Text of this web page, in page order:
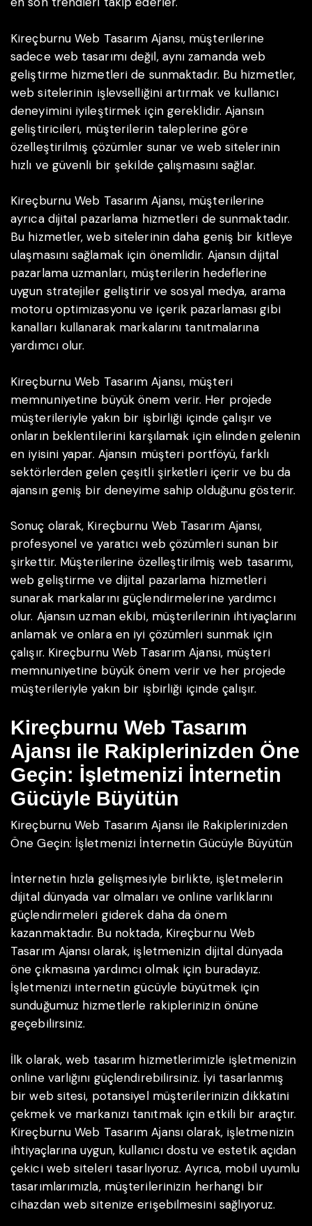
Kireçburnu Web Tasarım Ajansı, müşterilerine
sadece web tasarımı değil, aynı zamanda web
geliştirme hizmetleri de sunmaktadır. Bu hizmetler,
web sitelerinin işlevselliğini artırmak ve kullanıcı
deneyimini iyileştirmek için gereklidir. Ajansın
geliştiricileri, müşterilerin taleplerine göre
özelleştirilmiş çözümler sunar ve web sitelerinin
hızlı ve güvenli bir şekilde çalışmasını sağlar.
Kireçburnu Web Tasarım Ajansı, müşterilerine
ayrıca dijital pazarlama hizmetleri de sunmaktadır.
Bu hizmetler, web sitelerinin daha geniş bir kitleye
ulaşmasını sağlamak için önemlidir. Ajansın dijital
pazarlama uzmanları, müşterilerin hedeflerine
uygun stratejiler geliştirir ve sosyal medya, arama
motoru optimizasyonu ve içerik pazarlaması gibi
kanalları kullanarak markalarını tanıtmalarına
yardımcı olur.
Kireçburnu Web Tasarım Ajansı, müşteri
memnuniyetine büyük önem verir. Her projede
müşterileriyle yakın bir işbirliği içinde çalışır ve
onların beklentilerini karşılamak için elinden gelenin
en iyisini yapar. Ajansın müşteri portföyü, farklı
sektörlerden gelen çeşitli şirketleri içerir ve bu da
ajansın geniş bir deneyime sahip olduğunu gösterir.
Sonuç olarak, Kireçburnu Web Tasarım Ajansı,
profesyonel ve yaratıcı web çözümleri sunan bir
şirkettir. Müşterilerine özelleştirilmiş web tasarımı,
web geliştirme ve dijital pazarlama hizmetleri
sunarak markalarını güçlendirmelerine yardımcı
olur. Ajansın uzman ekibi, müşterilerinin ihtiyaçlarını
anlamak ve onlara en iyi çözümleri sunmak için
çalışır. Kireçburnu Web Tasarım Ajansı, müşteri
memnuniyetine büyük önem verir ve her projede
müşterileriyle yakın bir işbirliği içinde çalışır.
Kireçburnu Web Tasarım
Ajansı ile Rakiplerinizden Öne
Geçin: İşletmenizi İnternetin
Gücüyle Büyütün
Kireçburnu Web Tasarım Ajansı ile Rakiplerinizden
Öne Geçin: İşletmenizi İnternetin Gücüyle Büyütün
İnternetin hızla gelişmesiyle birlikte, işletmelerin
dijital dünyada var olmaları ve online varlıklarını
güçlendirmeleri giderek daha da önem
kazanmaktadır. Bu noktada, Kireçburnu Web
Tasarım Ajansı olarak, işletmenizin dijital dünyada
öne çıkmasına yardımcı olmak için buradayız.
İşletmenizi internetin gücüyle büyütmek için
sunduğumuz hizmetlerle rakiplerinizin önüne
geçebilirsiniz.
İlk olarak, web tasarım hizmetlerimizle işletmenizin
online varlığını güçlendirebilirsiniz. İyi tasarlanmış
bir web sitesi, potansiyel müşterilerinizin dikkatini
çekmek ve markanızı tanıtmak için etkili bir araçtır.
Kireçburnu Web Tasarım Ajansı olarak, işletmenizin
ihtiyaçlarına uygun, kullanıcı dostu ve estetik açıdan
çekici web siteleri tasarlıyoruz. Ayrıca, mobil uyumlu
tasarımlarımızla, müşterilerinizin herhangi bir
cihazdan web sitenize erişebilmesini sağlıyoruz.